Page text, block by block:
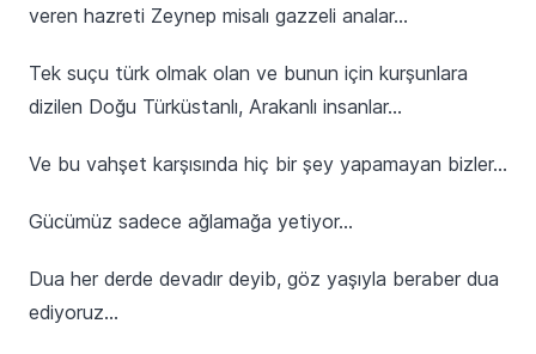
veren hazreti Zeynep misalı gazzeli analar…
Tek suçu türk olmak olan ve bunun için kurşunlara
dizilen Doğu Türküstanlı, Arakanlı insanlar…
Ve bu vahşet karşısında hiç bir şey yapamayan bizler…
Gücümüz sadece ağlamağa yetiyor…
Dua her derde devadır deyib, göz yaşıyla beraber dua
ediyoruz…